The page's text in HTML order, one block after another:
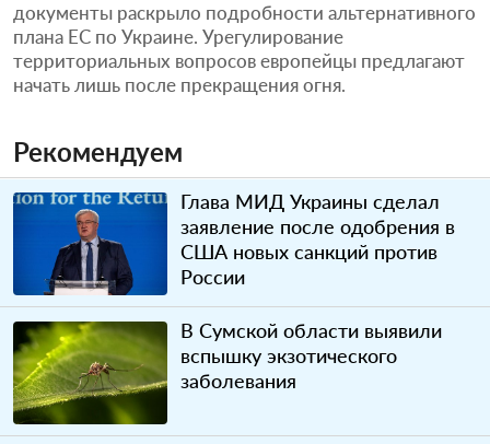
документы раскрыло подробности альтернативного
плана ЕС по Украине. Урегулирование
территориальных вопросов европейцы предлагают
начать лишь после прекращения огня.
Рекомендуем
Глава МИД Украины сделал
заявление после одобрения в
США новых санкций против
России
В Сумской области выявили
вспышку экзотического
заболевания